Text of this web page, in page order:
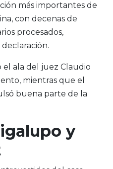
más importantes de
con decenas de
procesados,
ala del juez Claudio
mientras que el
buena parte de la
y